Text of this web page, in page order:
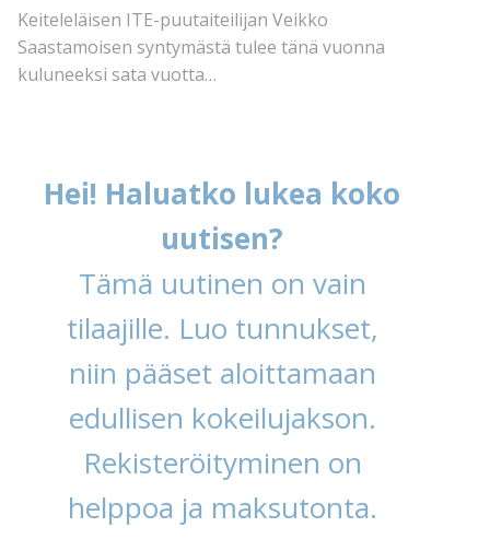
Keiteleläisen ITE-puutaiteilijan Veikko
Saastamoisen syntymästä tulee tänä vuonna
kuluneeksi sata vuotta…
Hei! Haluatko lukea koko
uutisen?
Tämä uutinen on vain
tilaajille. Luo tunnukset,
niin pääset aloittamaan
edullisen kokeilujakson.
Rekisteröityminen on
helppoa ja maksutonta.